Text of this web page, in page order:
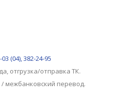
(04), 382-24-95
, отгрузка/отправка ТК.
межбанковский перевод.